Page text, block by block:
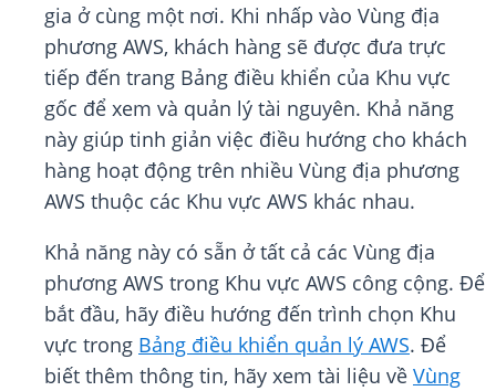
gia ở cùng một nơi. Khi nhấp vào Vùng địa
phương AWS, khách hàng sẽ được đưa trực
tiếp đến trang Bảng điều khiển của Khu vực
gốc để xem và quản lý tài nguyên. Khả năng
này giúp tinh giản việc điều hướng cho khách
hàng hoạt động trên nhiều Vùng địa phương
AWS thuộc các Khu vực AWS khác nhau.
Khả năng này có sẵn ở tất cả các Vùng địa
phương AWS trong Khu vực AWS công cộng. Để
bắt đầu, hãy điều hướng đến trình chọn Khu
vực trong Bảng điều khiển quản lý AWS. Để
biết thêm thông tin, hãy xem tài liệu về Vùng